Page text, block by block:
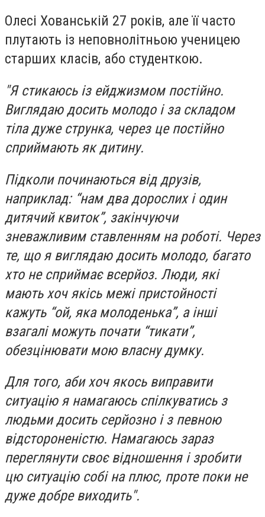
Олесі Хованській 27 років, але її часто
плутають із неповнолітньою ученицею
старших класів, або студенткою.
"Я стикаюсь із ейджизмом постійно.
Виглядаю досить молодо і за складом
тіла дуже струнка, через це постійно
сприймають як дитину.
Підколи починаються від друзів,
наприклад: “нам два дорослих і один
дитячий квиток”, закінчуючи
зневажливим ставленням на роботі. Через
те, що я виглядаю досить молодо, багато
хто не сприймає всерйоз. Люди, які
мають хоч якісь межі пристойності
кажуть “ой, яка молоденька”, а інші
взагалі можуть почати “тикати”,
обезцінювати мою власну думку.
Для того, аби хоч якось виправити
ситуацію я намагаюсь спілкуватись з
людьми досить серйозно і з певною
відстороненістю. Намагаюсь зараз
переглянути своє відношення і зробити
цю ситуацію собі на плюс, проте поки не
дуже добре виходить".